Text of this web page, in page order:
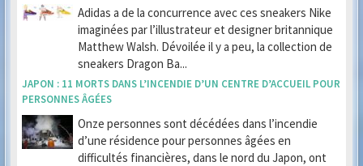
Adidas a de la concurrence avec ces sneakers Nike
imaginées par l’illustrateur et designer britannique
Matthew Walsh. Dévoilée il y a peu, la collection de
sneakers Dragon Ba...
JAPON : 11 MORTS DANS L’INCENDIE D’UN CENTRE D’ACCUEIL POUR
PERSONNES ÂGÉES
Onze personnes sont décédées dans l’incendie
d’une résidence pour personnes âgées en
difficultés financières, dans le nord du Japon, ont